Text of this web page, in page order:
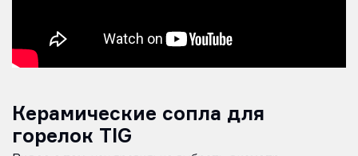
Керамические сопла для
горелок TIG